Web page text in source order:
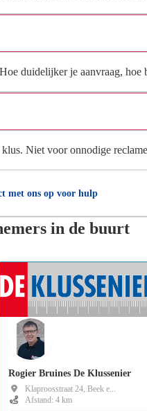
duidelijker je aanvraag, hoe
Niet voor onnodige
met ons op voor hulp
in de buurt
Rogier Bruines De Klussenier
Klaproosstraat 24, Beek e...
Afstand: 4 km